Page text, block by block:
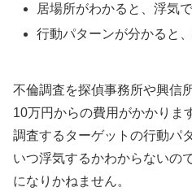
居場所がわかると、浮気
行動パターンが分かると
不倫調査を探偵事務所や興信
10万円からの費用がかかりま
調査するターゲットの行動パ
いつ浮気するかわからないの
になりかねません。